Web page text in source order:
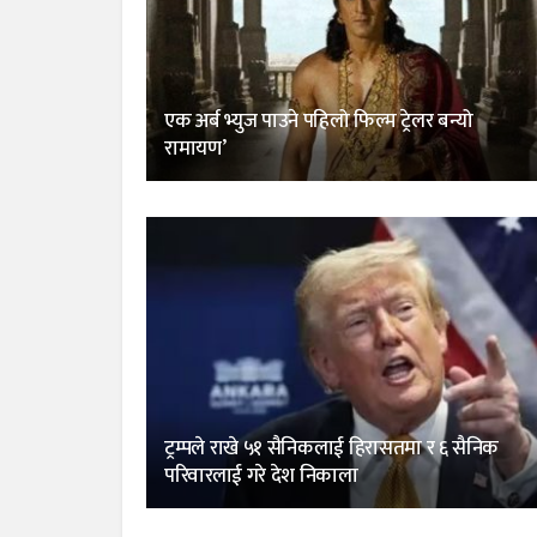
एक अर्ब भ्युज पाउने पहिलो फिल्म ट्रेलर बन्यो
रामायण’
ट्रम्पले राखे ५१ सैनिकलाई हिरासतमा र ६ सैनिक
परिवारलाई गरे देश निकाला